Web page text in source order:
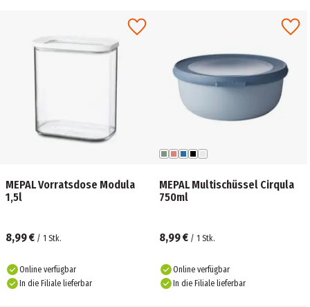
MEPAL Vorratsdose Modula
1,5l
8,99 € / 1 Stk.
Online verfügbar
In die Filiale lieferbar
MEPAL Multischüssel Cirqula
750ml
8,99 € / 1 Stk.
Online verfügbar
In die Filiale lieferbar